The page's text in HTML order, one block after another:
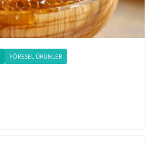
YÖRESEL ÜRÜNLER